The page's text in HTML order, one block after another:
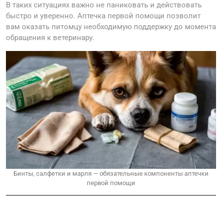
В таких ситуациях важно не паниковать и действовать
быстро и уверенно. Аптечка первой помощи позволит
вам оказать питомцу необходимую поддержку до момента
обращения к ветеринару.
Бинты, салфетки и марля — обязательные компоненты аптечки
первой помощи